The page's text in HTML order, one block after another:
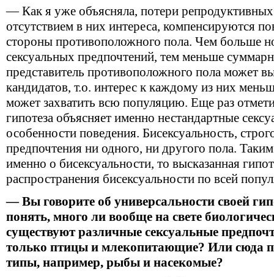
— Как я уже объясняла, потери
отсутствием в них интереса, компенсируются
стороны противоположного пола. Чем больше
сексуальных предпочтений, тем меньше
представитель противоположного пола может
кандидатов, т.о. интерес к каждому из них
может захватить всю популяцию. Еще раз
гипотеза объясняет именно нестандартные
особенности поведения. Бисексуальность,
предпочтения ни одного, ни другого пола.
именно о бисексуальности, то высказанная
распространения бисексуальности по всей
— Вы говорите об универсальности своей
понять, много ли вообще на свете
существуют различные сексуальные
только птицы и млекопитающие? Или сюда
типы, например, рыбы и насекомые?